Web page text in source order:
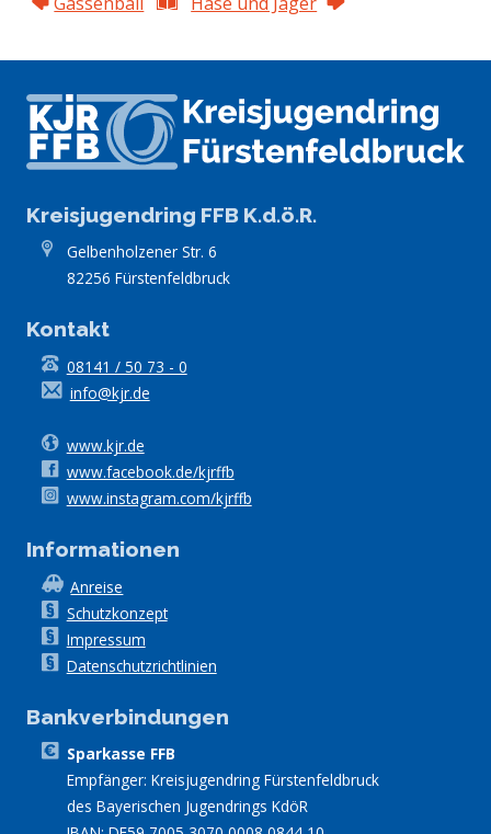
Kreisjugendring FFB K.d.ö.R.
Gelbenholzener Str. 6
82256 Fürstenfeldbruck
Kontakt
08141 / 50 73 - 0
info@kjr.de
www.kjr.de
www.facebook.de/kjrffb
www.instagram.com/kjrffb
Informationen
Anreise
Schutzkonzept
Impressum
Datenschutzrichtlinien
Bankverbindungen
Sparkasse FFB
Empfänger: Kreisjugendring Fürstenfeldbruck
des Bayerischen Jugendrings KdöR